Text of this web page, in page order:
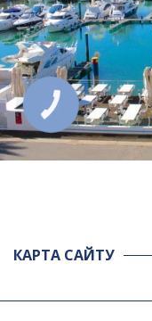
КАРТА САЙТУ
КНОПКА
ЗВ'ЯЗКУ